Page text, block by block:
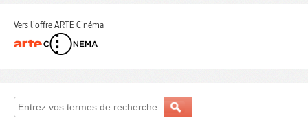
Vers l'offre ARTE Cinéma